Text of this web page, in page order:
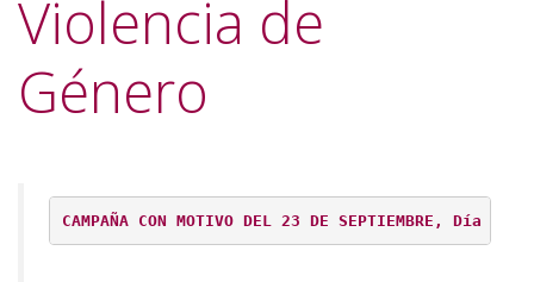
Violencia de
Género
CAMPAÑA CON MOTIVO DEL 23 DE SEPTIEMBRE,